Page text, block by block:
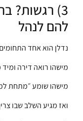
3) רגשות?
להם לנהל
נדלן הוא אחד
מישהו רואה דירה
מישהו שומע ״מתחת
ואז מגיע השלב שבו